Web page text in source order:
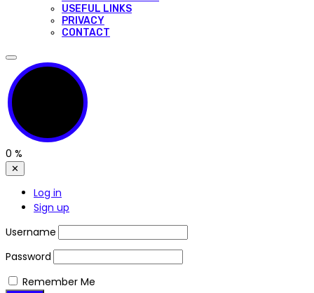
USEFUL LINKS
PRIVACY
CONTACT
0 %
✕
Log in
Sign up
Username
Password
Remember Me